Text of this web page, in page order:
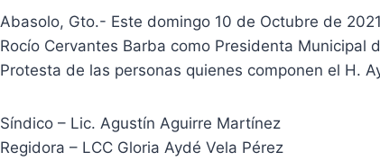
Abasolo, Gto.- Este domingo 10 de Octubre de
Rocío Cervantes Barba como Presidenta Municipal
Protesta de las personas quienes componen el H.
Síndico – Lic. Agustín Aguirre Martínez
Regidora – LCC Gloria Aydé Vela Pérez